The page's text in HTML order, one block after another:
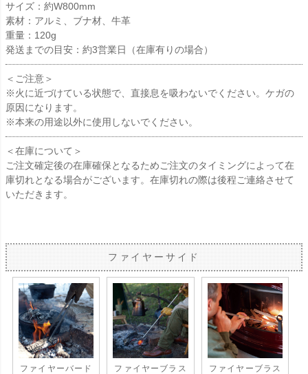
サイズ：約W800mm
素材：アルミ、ブナ材、牛革
重量：120g
発送までの目安：約3営業日（在庫有りの場合）
＜ご注意＞
※火に近づけている状態で、直接息を吸わないでください。ケガの
原因になります。
※本来の用途以外に使用しないでください。
＜在庫について＞
ご注文確定後の在庫確保となるためご注文のタイミングによって在
庫切れとなる場合がございます。在庫切れの際は後程ご連絡させて
いただきます。
ファイヤーサイド
ファイヤーバード
ファイヤーブラス
ファイヤーブラス